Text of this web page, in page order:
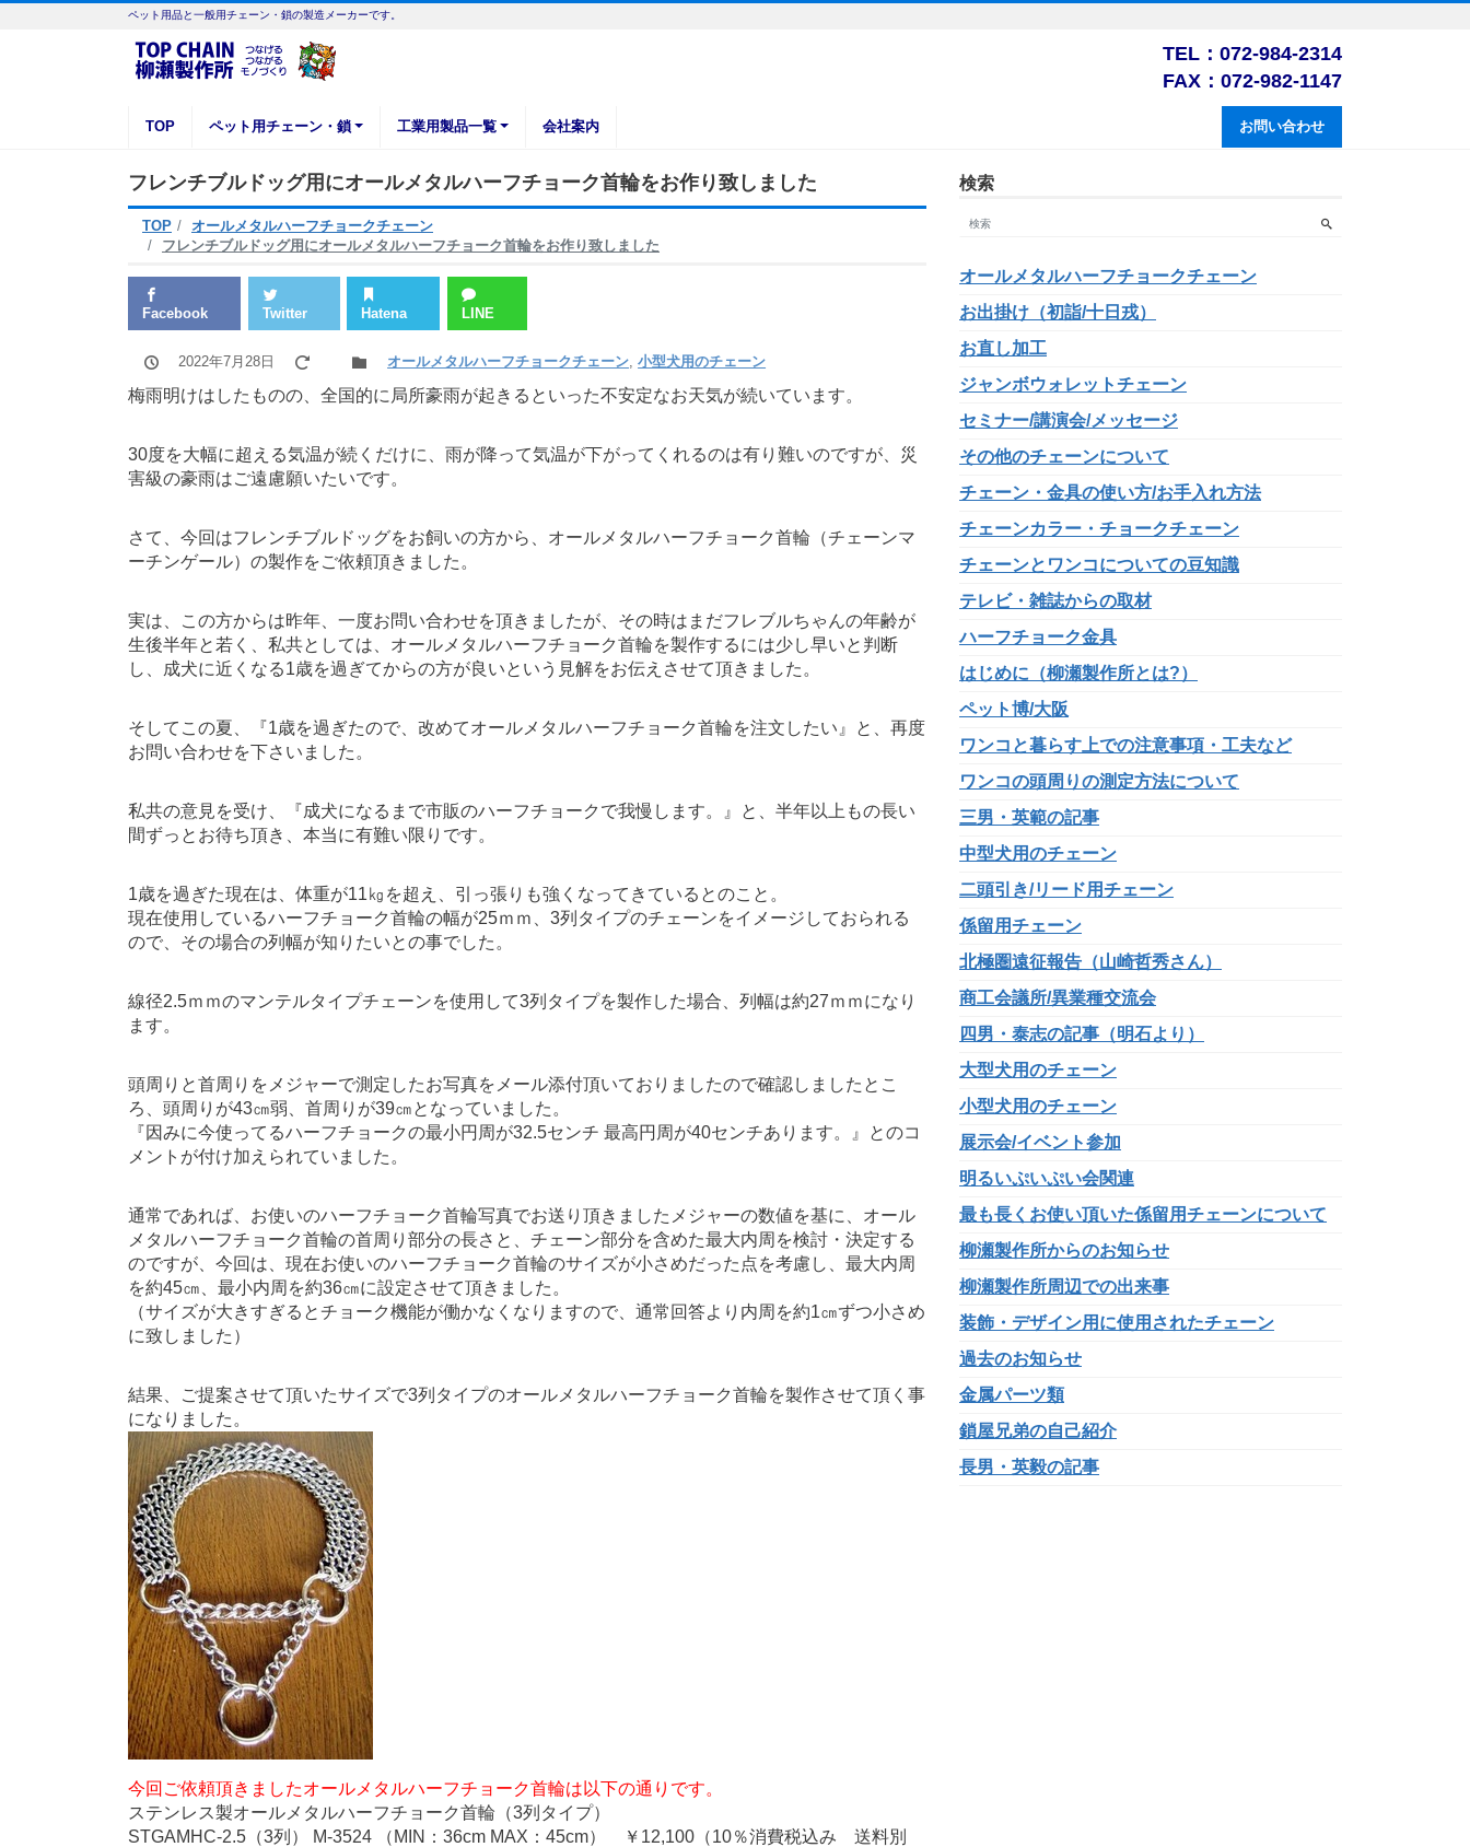
ペット用品と一般用チェーン・鎖の製造メーカーです。
TEL：072-984-2314
FAX：072-982-1147
TOP ペット用チェーン・鎖 工業用製品一覧 会社案内 お問い合わせ
フレンチブルドッグ用にオールメタルハーフチョーク首輪をお作り致しました
TOP
オールメタルハーフチョークチェーン
フレンチブルドッグ用にオールメタルハーフチョーク首輪をお作り致しました
Facebook Twitter Hatena LINE
2022年7月28日 オールメタルハーフチョークチェーン ,小型犬用のチェーン
梅雨明けはしたものの、全国的に局所豪雨が起きるといった不安定なお天気が続いています。
30度を大幅に超える気温が続くだけに、雨が降って気温が下がってくれるのは有り難いのですが、災
害級の豪雨はご遠慮願いたいです。
さて、今回はフレンチブルドッグをお飼いの方から、オールメタルハーフチョーク首輪（チェーンマ
ーチンゲール）の製作をご依頼頂きました。
実は、この方からは昨年、一度お問い合わせを頂きましたが、その時はまだフレブルちゃんの年齢が
生後半年と若く、私共としては、オールメタルハーフチョーク首輪を製作するには少し早いと判断
し、成犬に近くなる1歳を過ぎてからの方が良いという見解をお伝えさせて頂きました。
そしてこの夏、『1歳を過ぎたので、改めてオールメタルハーフチョーク首輪を注文したい』と、再度
お問い合わせを下さいました。
私共の意見を受け、『成犬になるまで市販のハーフチョークで我慢します。』と、半年以上もの長い
間ずっとお待ち頂き、本当に有難い限りです。
1歳を過ぎた現在は、体重が11㎏を超え、引っ張りも強くなってきているとのこと。
現在使用しているハーフチョーク首輪の幅が25ｍｍ、3列タイプのチェーンをイメージしておられる
ので、その場合の列幅が知りたいとの事でした。
線径2.5ｍｍのマンテルタイプチェーンを使用して3列タイプを製作した場合、列幅は約27ｍｍになり
ます。
頭周りと首周りをメジャーで測定したお写真をメール添付頂いておりましたので確認しましたとこ
ろ、頭周りが43㎝弱、首周りが39㎝となっていました。
『因みに今使ってるハーフチョークの最小円周が32.5センチ 最高円周が40センチあります。』とのコ
メントが付け加えられていました。
通常であれば、お使いのハーフチョーク首輪写真でお送り頂きましたメジャーの数値を基に、オール
メタルハーフチョーク首輪の首周り部分の長さと、チェーン部分を含めた最大内周を検討・決定する
のですが、今回は、現在お使いのハーフチョーク首輪のサイズが小さめだった点を考慮し、最大内周
を約45㎝、最小内周を約36㎝に設定させて頂きました。
（サイズが大きすぎるとチョーク機能が働かなくなりますので、通常回答より内周を約1㎝ずつ小さめ
に致しました）
結果、ご提案させて頂いたサイズで3列タイプのオールメタルハーフチョーク首輪を製作させて頂く事
になりました。
今回ご依頼頂きましたオールメタルハーフチョーク首輪は以下の通りです。
ステンレス製オールメタルハーフチョーク首輪（3列タイプ）
STGAMHC-2.5（3列） M-3524 （MIN：36cm MAX：45cm） ￥12,100（10％消費税込み 送料別
検索
オールメタルハーフチョークチェーン
お出掛け（初詣/十日戎）
お直し加工
ジャンボウォレットチェーン
セミナー/講演会/メッセージ
その他のチェーンについて
チェーン・金具の使い方/お手入れ方法
チェーンカラー・チョークチェーン
チェーンとワンコについての豆知識
テレビ・雑誌からの取材
ハーフチョーク金具
はじめに（柳瀬製作所とは?）
ペット博/大阪
ワンコと暮らす上での注意事項・工夫など
ワンコの頭周りの測定方法について
三男・英範の記事
中型犬用のチェーン
二頭引き/リード用チェーン
係留用チェーン
北極圏遠征報告（山崎哲秀さん）
商工会議所/異業種交流会
四男・泰志の記事（明石より）
大型犬用のチェーン
小型犬用のチェーン
展示会/イベント参加
明るいぷいぷい会関連
最も長くお使い頂いた係留用チェーンについて
柳瀬製作所からのお知らせ
柳瀬製作所周辺での出来事
装飾・デザイン用に使用されたチェーン
過去のお知らせ
金属パーツ類
鎖屋兄弟の自己紹介
長男・英毅の記事